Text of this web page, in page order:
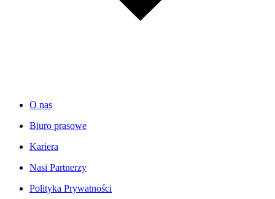
O nas
Biuro prasowe
Kariera
Nasi Partnerzy
Polityka Prywatności